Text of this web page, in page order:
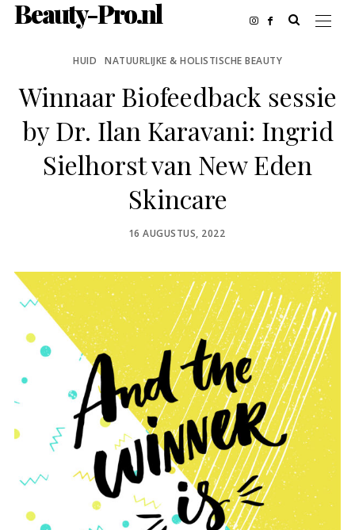
Beauty-Pro.nl
HUID NATUURLIJKE & HOLISTISCHE BEAUTY
Winnaar Biofeedback sessie
by Dr. Ilan Karavani: Ingrid
Sielhorst van New Eden
Skincare
POSTED
16 AUGUSTUS, 2022